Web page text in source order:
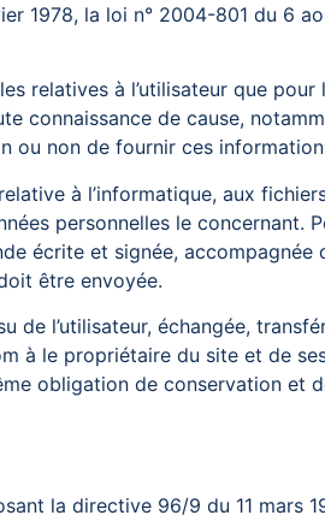
1978, la loi n° 2004-801 du 6
relatives à l’utilisateur que pour
connaissance de cause,
ou non de fournir ces
à l’informatique, aux
personnelles le concernant.
écrite et signée, accompagnée
être envoyée.
de l’utilisateur, échangée,
à le propriétaire du site et de
obligation de conservation et
la directive 96/9 du 11 mars